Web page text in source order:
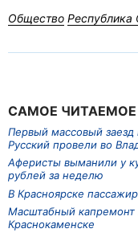
Общество Республика
САМОЕ ЧИТАЕМОЕ
Первый массовый заезд
Русский провели во
Аферисты выманили у
рублей за неделю
В Красноярске
Масштабный капремонт
Краснокаменске